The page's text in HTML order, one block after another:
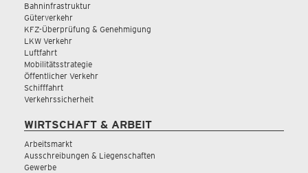
Bahninfrastruktur
Güterverkehr
KFZ-Überprüfung & Genehmigung
LKW Verkehr
Luftfahrt
Mobilitätsstrategie
Öffentlicher Verkehr
Schifffahrt
Verkehrssicherheit
WIRTSCHAFT & ARBEIT
Arbeitsmarkt
Ausschreibungen & Liegenschaften
Gewerbe